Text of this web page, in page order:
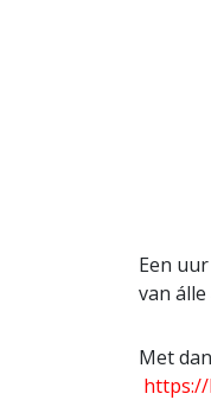
Een
van
Met